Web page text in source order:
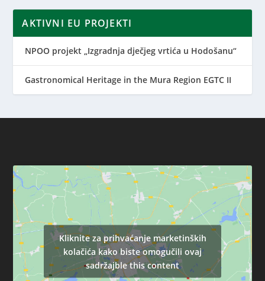
AKTIVNI EU PROJEKTI
NPOO projekt „Izgradnja dječjeg vrtića u Hodošanu“
Gastronomical Heritage in the Mura Region EGTC II
Kliknite za prihvaćanje marketinških
kolačića kako biste omogučili ovaj
sadržajble this content